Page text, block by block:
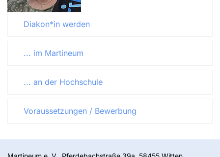
Diakon*in werden
... im Martineum
... an der Hochschule
Voraussetzungen / Bewerbung